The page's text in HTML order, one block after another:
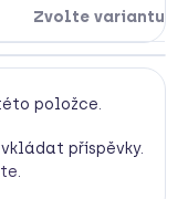
Zvolte variantu
položce.
příspěvky.
.